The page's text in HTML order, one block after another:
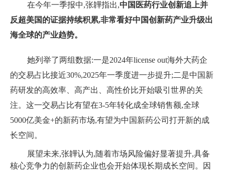
在今年一季报中,张韡指出,中国医药行业创新追上并
反超美国的证据持续积累,非常看好中国创新药产业升级出
海全球的产业趋势。
她列举了两组数据:一是2024年license out海外大药企
的交易占比接近30%,2025年一季度进一步提升;二是中国新
药研发的高效率、高产出、高性价比开始吸引世界的关
注。这一交易占比有望在3-5年转化成全球销售额,全球
5000亿美金+的新药市场,有望为中国新药公司打开新的成
长空间。
展望未来,张韡认为,随着市场风险偏好显著提升,具备
核心竞争力的创新药企业也会开始体现长期成长空间。因